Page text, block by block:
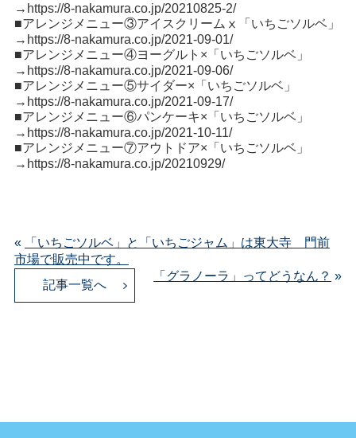
→ https://8-nakamura.co.jp/20210825-2/
■アレンジメニュー③アイスクリームⅹ「いちごソルベ」
→ https://8-nakamura.co.jp/2021-09-01/
■アレンジメニュー④ヨーグルト×「いちごソルベ」
→ https://8-nakamura.co.jp/2021-09-06/
■アレンジメニュー⑤サイダー×「いちごソルベ」
→ https://8-nakamura.co.jp/2021-09-17/
■アレンジメニュー⑥パンケーキ×「いちごソルベ」
→ https://8-nakamura.co.jp/2021-10-11/
■アレンジメニュー⑦アウトドア×「いちごソルベ」
→ https://8-nakamura.co.jp/20210929/
«
「いちごソルベ」と「いちごジャム」は東大寺 門前
市場で販売中です。
記事一覧へ
「グラノーラ」ってどうなん？ »